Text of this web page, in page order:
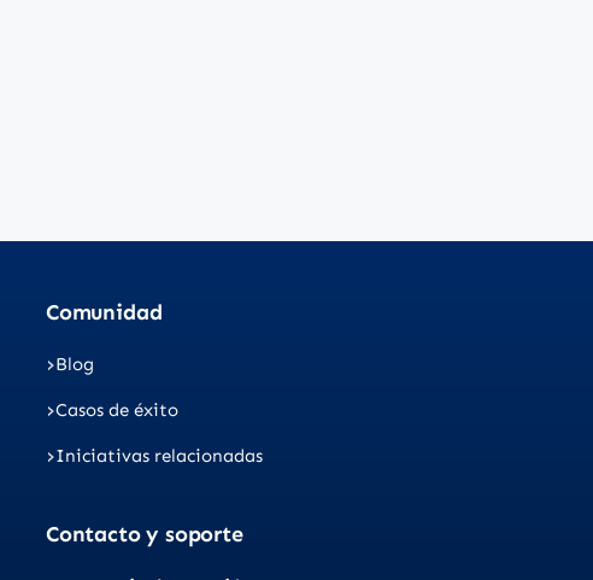
Comunidad
Blog
Casos de éxito
Iniciativas relacionadas
Contacto y soporte